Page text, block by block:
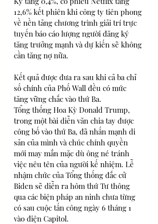
12,6% kết phiên khi công ty tiên phong
về nền tảng chương trình giải trí trực
tuyến báo cáo lượng người đăng ký
tăng trưởng mạnh và dự kiến sẽ không
cần tăng nợ nữa.
Kết quả được đưa ra sau khi cả ba chỉ
số chính của Phố Wall đều có mức
tăng vững chắc vào thứ Ba.
Tổng thống Hoa Kỳ Donald Trump,
trong một bài diễn văn chia tay được
công bố vào thứ Ba, đã nhấn mạnh di
sản của mình và chúc chính quyền
mới may mắn mặc dù ông né tránh
việc nêu tên của người kế nhiệm. Lễ
nhậm chức của Tổng thống đắc cử
Biden sẽ diễn ra hôm thứ Tư thông
qua các biện pháp an ninh chưa từng
có sau cuộc tấn công ngày 6 tháng 1
vào điện Capitol.